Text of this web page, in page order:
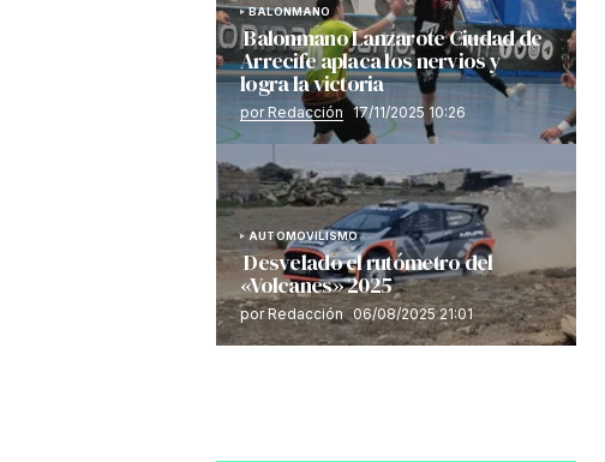
BALONMANO
Balonmano Lanzarote Ciudad de
Arrecife aplaca los nervios y
logra la victoria
por Redacción 17/11/2025 10:26
AUTOMOVILISMO
Desvelado el rutómetro del
«Volcanes» 2025
por Redacción 06/08/2025 21:01